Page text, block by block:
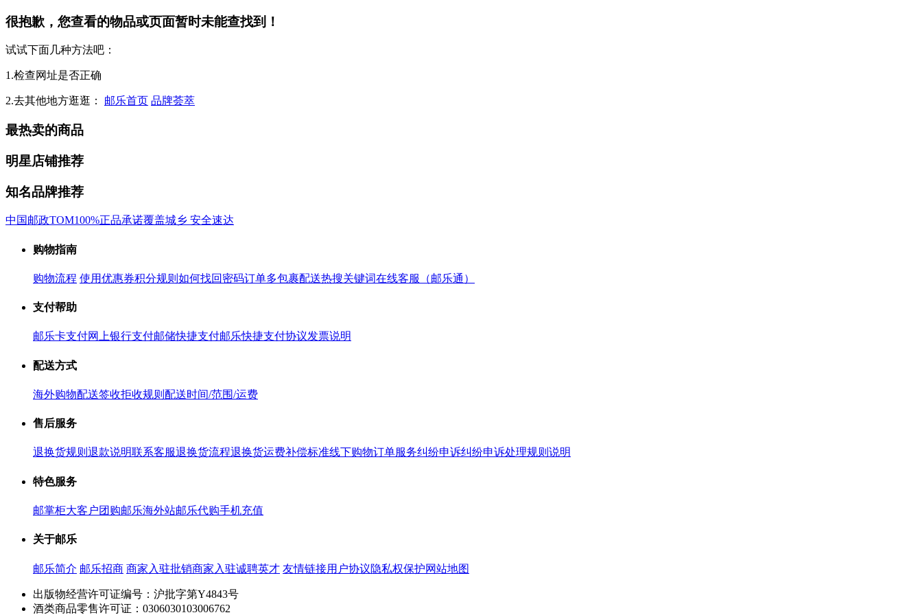
很抱歉，您查看的物品或页面暂时未能查找到！
试试下面几种方法吧：
1.检查网址是否正确
2.去其他地方逛逛： 邮乐首页 品牌荟萃
最热卖的商品
明星店铺推荐
知名品牌推荐
中国邮政TOM100%正品承诺覆盖城乡 安全速达
购物指南
购物流程 使用优惠券积分规则 如何找回密码订单多包裹配送热搜关键词在线客服（邮乐通）
支付帮助
邮乐卡支付网上银行支付邮储快捷支付邮乐快捷支付协议发票说明
配送方式
海外购物配送签收拒收规则 配送时间/范围/运费
售后服务
退换货规则 退款说明联系客服退换货流程退换货运费补偿标准线下购物订单服务纠纷申诉纠纷申诉处理规则说明
特色服务
邮掌柜大客户团购邮乐海外站邮乐代购手机充值
关于邮乐
邮乐简介 邮乐招商 商家入驻批销商家入驻诚聘英才 友情链接用户协议隐私权保护网站地图
出版物经营许可证编号：沪批字第Y4843号
酒类商品零售许可证：0306030103006762